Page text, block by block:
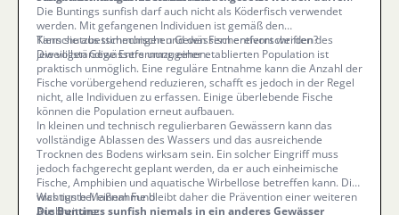
Die Buntings sunfish darf auch nicht als Köderfisch verwendet
werden. Mit gefangenen Individuen ist gemäß den
Tierschutzbestimmungen und den Fischereivorschriften des
jeweiligen Gewässers umzugehen.
Kann sie aus tschechischen Gewässern entfernt werden?
Die vollständige Entfernung einer etablierten Population ist
praktisch unmöglich. Eine reguläre Entnahme kann die Anzahl der
Fische vorübergehend reduzieren, schafft es jedoch in der Regel
nicht, alle Individuen zu erfassen. Einige überlebende Fische
können die Population erneut aufbauen.
In kleinen und technisch regulierbaren Gewässern kann das
vollständige Ablassen des Wassers und das ausreichende
Trocknen des Bodens wirksam sein. Ein solcher Eingriff muss
jedoch fachgerecht geplant werden, da er auch einheimische
Fische, Amphibien und aquatische Wirbellose betreffen kann. Die
wichtigste Maßnahme bleibt daher die Prävention einer weiteren
Ausbreitung.
Was tun bei einem Fund
Die Buntings sunfish niemals in ein anderes Gewässer